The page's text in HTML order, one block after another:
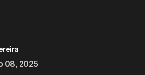
08, 2025